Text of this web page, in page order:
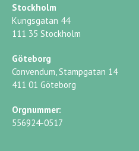
Stockholm
Kungsgatan 44
111 35 Stockholm
Göteborg
Convendum, Stampgatan 14
411 01 Göteborg
Orgnummer:
556924-0517